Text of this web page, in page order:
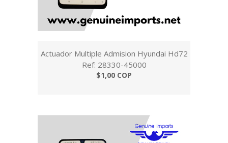
Actuador Multiple Admision Hyundai Hd72
Ref: 28330-45000
$1,00 COP